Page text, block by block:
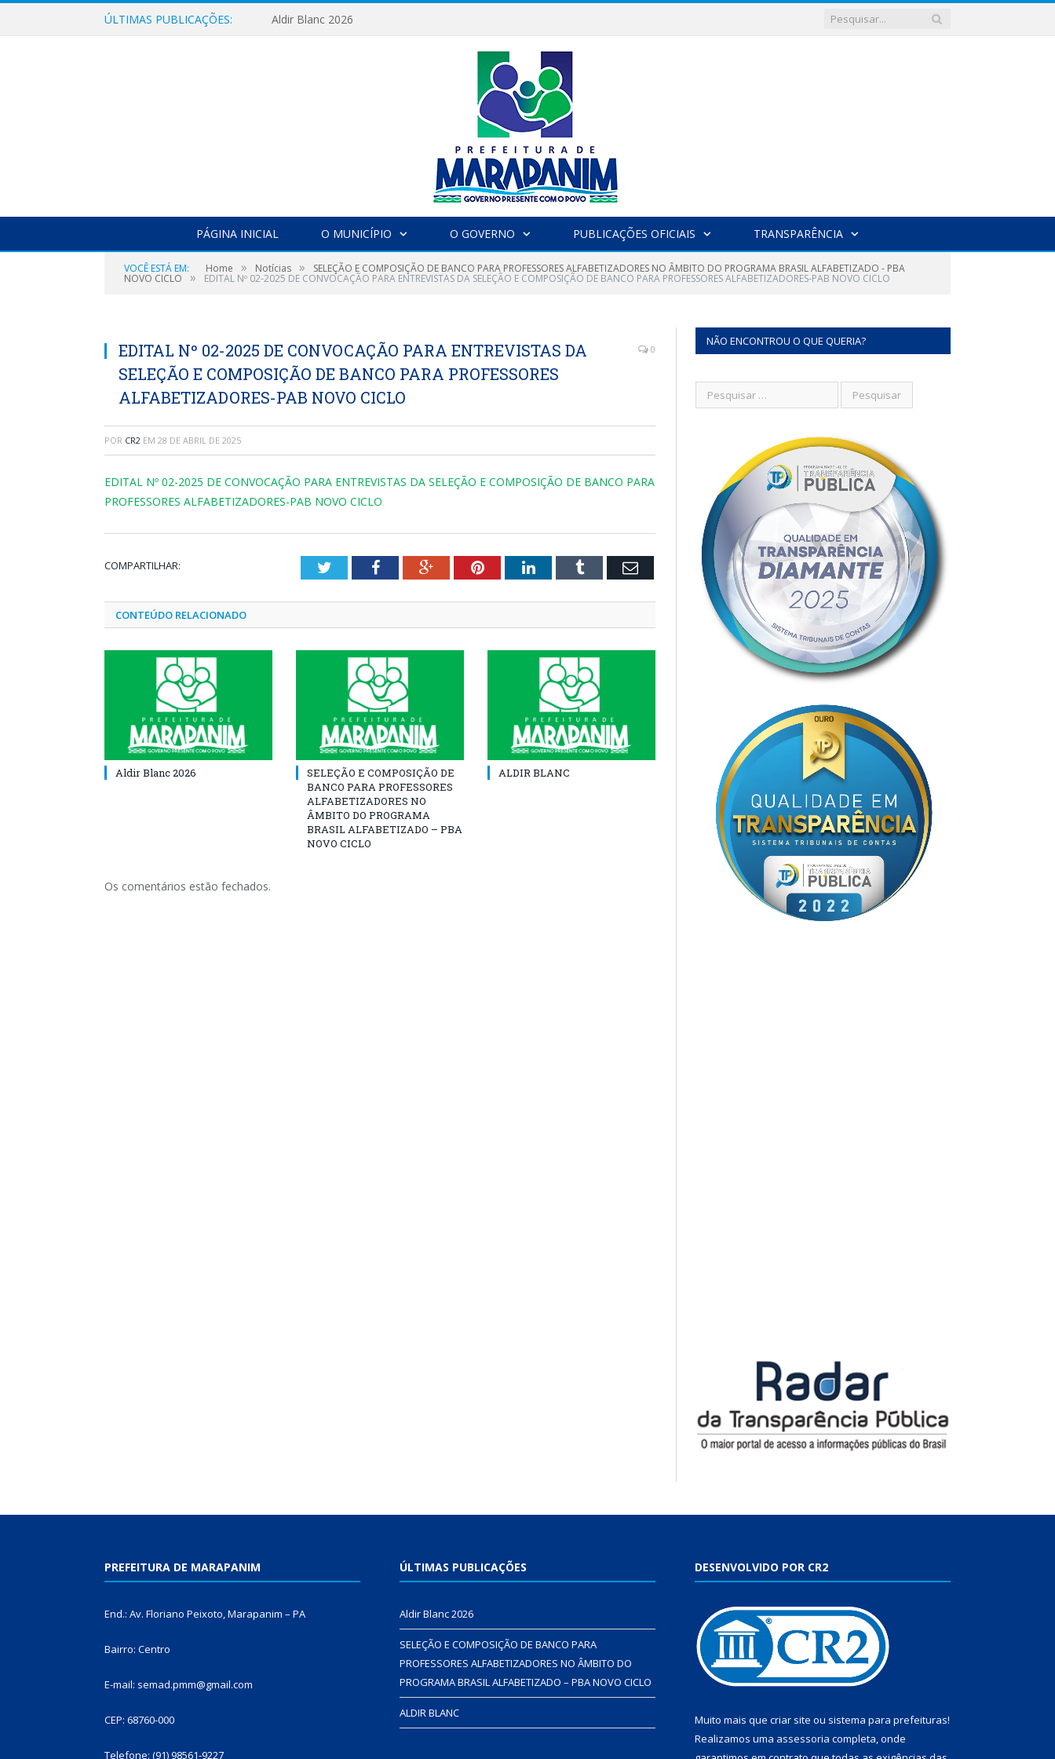
ÚLTIMAS PUBLICAÇÕES: Aldir Blanc 2026
PÁGINA INICIAL O MUNICÍPIO O GOVERNO PUBLICAÇÕES OFICIAIS TRANSPARÊNCIA
VOCÊ ESTÁ EM: Home » Notícias » SELEÇÃO E COMPOSIÇÃO DE BANCO PARA PROFESSORES ALFABETIZADORES NO ÂMBITO DO PROGRAMA BRASIL ALFABETIZADO - PBA
NOVO CICLO » EDITAL Nº 02-2025 DE CONVOCAÇÃO PARA ENTREVISTAS DA SELEÇÃO E COMPOSIÇÃO DE BANCO PARA PROFESSORES ALFABETIZADORES-PAB NOVO CICLO
EDITAL Nº 02-2025 DE CONVOCAÇÃO PARA ENTREVISTAS DA
SELEÇÃO E COMPOSIÇÃO DE BANCO PARA PROFESSORES
ALFABETIZADORES-PAB NOVO CICLO
0
POR CR2 EM 28 DE ABRIL DE 2025
EDITAL Nº 02-2025 DE CONVOCAÇÃO PARA ENTREVISTAS DA SELEÇÃO E COMPOSIÇÃO DE BANCO PARA
PROFESSORES ALFABETIZADORES-PAB NOVO CICLO
COMPARTILHAR: TwitterFacebookGoogle+PinterestLinkedInTumblr Email
CONTEÚDO RELACIONADO
Aldir Blanc 2026
SELEÇÃO E COMPOSIÇÃO DE
BANCO PARA PROFESSORES
ALFABETIZADORES NO
ÂMBITO DO PROGRAMA
BRASIL ALFABETIZADO – PBA
NOVO CICLO
ALDIR BLANC
Os comentários estão fechados.
NÃO ENCONTROU O QUE QUERIA?
PREFEITURA DE MARAPANIM
End.: Av. Floriano Peixoto, Marapanim – PA
Bairro: Centro
E-mail: semad.pmm@gmail.com
CEP: 68760-000
Telefone: (91) 98561-9227
ÚLTIMAS PUBLICAÇÕES
Aldir Blanc 2026
SELEÇÃO E COMPOSIÇÃO DE BANCO PARA
PROFESSORES ALFABETIZADORES NO ÂMBITO DO
PROGRAMA BRASIL ALFABETIZADO – PBA NOVO CICLO
ALDIR BLANC
DESENVOLVIDO POR CR2
Muito mais que criar site ou sistema para prefeituras!
Realizamos uma assessoria completa, onde